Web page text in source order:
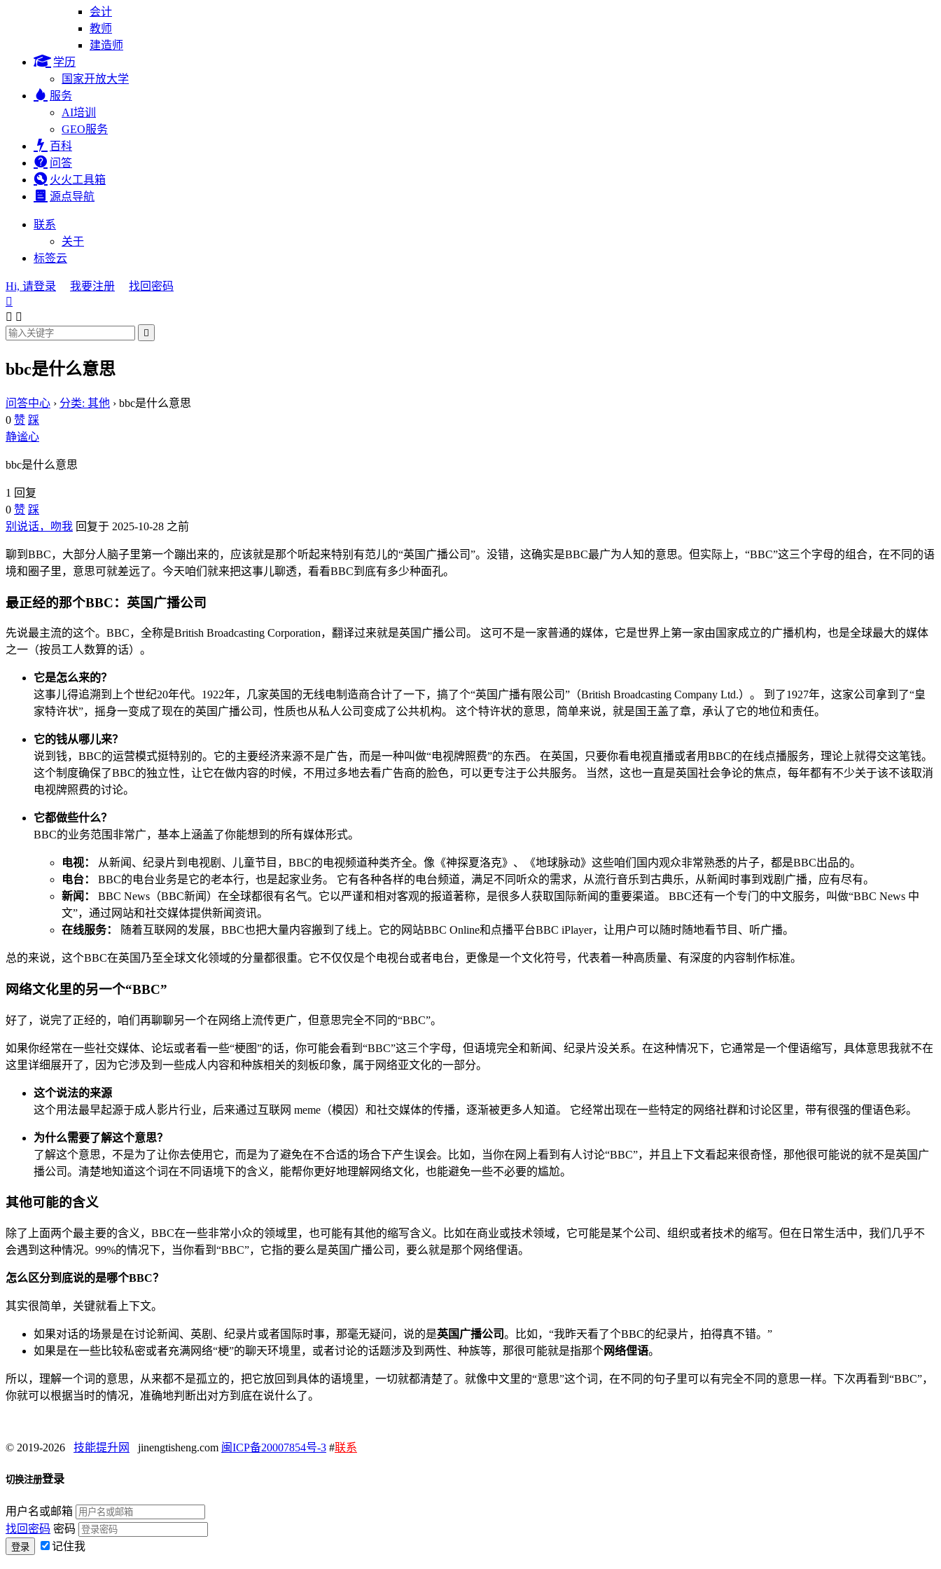
会计
教师
建造师
学历
国家开放大学
服务
AI培训
GEO服务
百科
问答
火火工具箱
源点导航
联系
关于
标签云
Hi, 请登录 我要注册
找回密码

 

bbc是什么意思
问答中心 › 分类: 其他 › bbc是什么意思
0 赞 踩
静谧心
bbc是什么意思
1 回复
0 赞 踩
别说话，吻我 回复于 2025-10-28 之前
聊到BBC，大部分人脑子里第一个蹦出来的，应该就是那个听起来特别有范儿的“英国广播公司”。没错，这确实是BBC最广为人知的意思。但实际上，“BBC”这三个字母的组合，在不同的语
境和圈子里，意思可就差远了。今天咱们就来把这事儿聊透，看看BBC到底有多少种面孔。
最正经的那个BBC：英国广播公司
先说最主流的这个。BBC，全称是British Broadcasting Corporation，翻译过来就是英国广播公司。 这可不是一家普通的媒体，它是世界上第一家由国家成立的广播机构，也是全球最大的媒体
之一（按员工人数算的话）。
它是怎么来的？
这事儿得追溯到上个世纪20年代。1922年，几家英国的无线电制造商合计了一下，搞了个“英国广播有限公司”（British Broadcasting Company Ltd.）。 到了1927年，这家公司拿到了“皇
家特许状”，摇身一变成了现在的英国广播公司，性质也从私人公司变成了公共机构。 这个特许状的意思，简单来说，就是国王盖了章，承认了它的地位和责任。
它的钱从哪儿来？
说到钱，BBC的运营模式挺特别的。它的主要经济来源不是广告，而是一种叫做“电视牌照费”的东西。 在英国，只要你看电视直播或者用BBC的在线点播服务，理论上就得交这笔钱。
这个制度确保了BBC的独立性，让它在做内容的时候，不用过多地去看广告商的脸色，可以更专注于公共服务。 当然，这也一直是英国社会争论的焦点，每年都有不少关于该不该取消
电视牌照费的讨论。
它都做些什么？
BBC的业务范围非常广，基本上涵盖了你能想到的所有媒体形式。
电视：
从新闻、纪录片到电视剧、儿童节目，BBC的电视频道种类齐全。像《神探夏洛克》、《地球脉动》这些咱们国内观众非常熟悉的片子，都是BBC出品的。
电台：
BBC的电台业务是它的老本行，也是起家业务。 它有各种各样的电台频道，满足不同听众的需求，从流行音乐到古典乐，从新闻时事到戏剧广播，应有尽有。
新闻：
BBC News（BBC新闻）在全球都很有名气。它以严谨和相对客观的报道著称，是很多人获取国际新闻的重要渠道。 BBC还有一个专门的中文服务，叫做“BBC News 中
文”，通过网站和社交媒体提供新闻资讯。
在线服务：
随着互联网的发展，BBC也把大量内容搬到了线上。它的网站BBC Online和点播平台BBC iPlayer，让用户可以随时随地看节目、听广播。
总的来说，这个BBC在英国乃至全球文化领域的分量都很重。它不仅仅是个电视台或者电台，更像是一个文化符号，代表着一种高质量、有深度的内容制作标准。
网络文化里的另一个“BBC”
好了，说完了正经的，咱们再聊聊另一个在网络上流传更广，但意思完全不同的“BBC”。
如果你经常在一些社交媒体、论坛或者看一些“梗图”的话，你可能会看到“BBC”这三个字母，但语境完全和新闻、纪录片没关系。在这种情况下，它通常是一个俚语缩写，具体意思我就不在
这里详细展开了，因为它涉及到一些成人内容和种族相关的刻板印象，属于网络亚文化的一部分。
这个说法的来源
这个用法最早起源于成人影片行业，后来通过互联网 meme（模因）和社交媒体的传播，逐渐被更多人知道。 它经常出现在一些特定的网络社群和讨论区里，带有很强的俚语色彩。
为什么需要了解这个意思？
了解这个意思，不是为了让你去使用它，而是为了避免在不合适的场合下产生误会。比如，当你在网上看到有人讨论“BBC”，并且上下文看起来很奇怪，那他很可能说的就不是英国广
播公司。清楚地知道这个词在不同语境下的含义，能帮你更好地理解网络文化，也能避免一些不必要的尴尬。
其他可能的含义
除了上面两个最主要的含义，BBC在一些非常小众的领域里，也可能有其他的缩写含义。比如在商业或技术领域，它可能是某个公司、组织或者技术的缩写。但在日常生活中，我们几乎不
会遇到这种情况。99%的情况下，当你看到“BBC”，它指的要么是英国广播公司，要么就是那个网络俚语。
怎么区分到底说的是哪个BBC？
其实很简单，关键就看上下文。
如果对话的场景是在讨论新闻、英剧、纪录片或者国际时事，那毫无疑问，说的是英国广播公司。比如，“我昨天看了个BBC的纪录片，拍得真不错。”
如果是在一些比较私密或者充满网络“梗”的聊天环境里，或者讨论的话题涉及到两性、种族等，那很可能就是指那个网络俚语。
所以，理解一个词的意思，从来都不是孤立的，把它放回到具体的语境里，一切就都清楚了。就像中文里的“意思”这个词，在不同的句子里可以有完全不同的意思一样。下次再看到“BBC”，
你就可以根据当时的情况，准确地判断出对方到底在说什么了。
© 2019-2026 技能提升网 jinengtisheng.com 闽ICP备20007854号-3 #联系
切换注册登录
用户名或邮箱
找回密码 密码
记住我